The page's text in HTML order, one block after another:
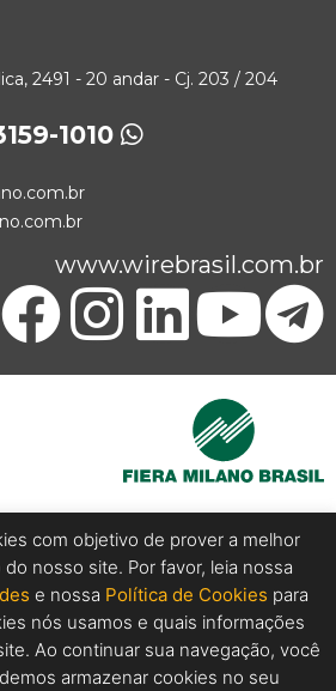
2491 - 20 andar - Cj. 203 / 204
1010
www.wirebrasil.com.br
Brasil. All Rights Reserved.
com objetivo de prover a melhor
nosso site. Por favor, leia nossa
e nossa Política de Cookies para
nós usamos e quais informações
Ao continuar sua navegação, você
armazenar cookies no seu